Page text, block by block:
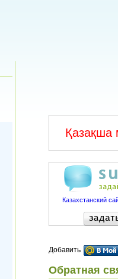
Қазақша
Казахстанский
Добавить
Обратная